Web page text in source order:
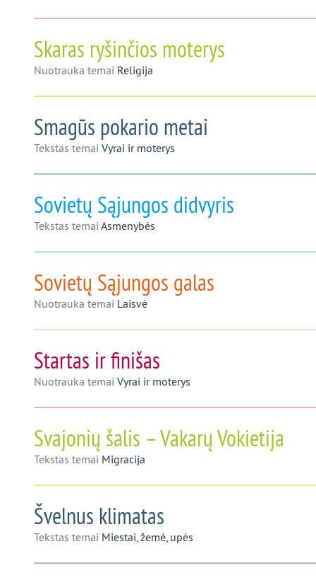
Skaras ryšinčios moterys
Nuotrauka temai Religija
Smagūs pokario metai
Tekstas temai Vyrai ir moterys
Sovietų Sąjungos didvyris
Tekstas temai Asmenybės
Sovietų Sąjungos galas
Nuotrauka temai Laisvė
Startas ir finišas
Nuotrauka temai Vyrai ir moterys
Svajonių šalis – Vakarų Vokietija
Tekstas temai Migracija
Švelnus klimatas
Tekstas temai Miestai, žemė, upės